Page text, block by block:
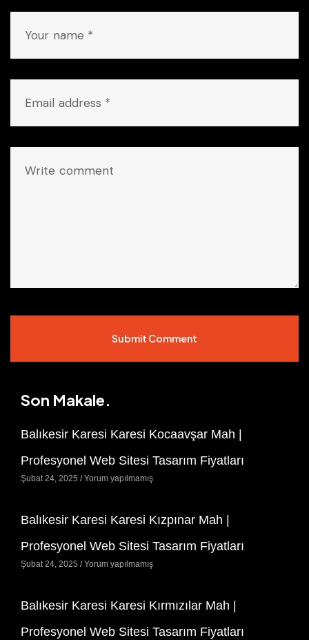
Submit Comment
Son Makale.
Balıkesir Karesi Karesi Kocaavşar Mah |
Profesyonel Web Sitesi Tasarım Fiyatları
Şubat 24, 2025 Yorum yapılmamış
Balıkesir Karesi Karesi Kızpınar Mah |
Profesyonel Web Sitesi Tasarım Fiyatları
Şubat 24, 2025 Yorum yapılmamış
Balıkesir Karesi Karesi Kırmızılar Mah |
Profesyonel Web Sitesi Tasarım Fiyatları